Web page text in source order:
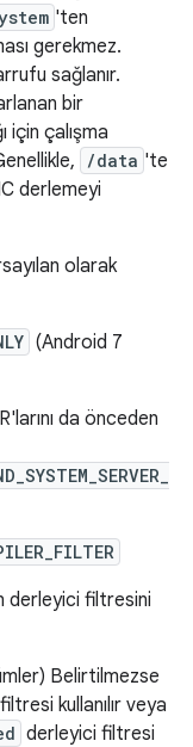
'ten
gerekmez.
sağlanır.
bir
için çalışma
/data 'te
derlemeyi
olarak
(Android 7
da önceden
derleyici filtresini
Belirtilmezse
kullanılır veya
derleyici filtresi